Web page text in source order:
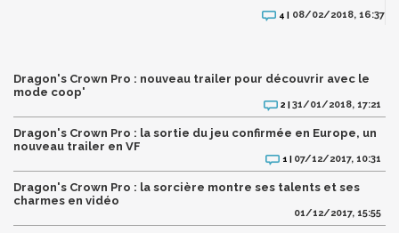
4 | 08/02/2018, 16:37
Dragon's Crown Pro : nouveau trailer pour découvrir avec le
mode coop'
2 |31/01/2018, 17:21
Dragon's Crown Pro : la sortie du jeu confirmée en Europe, un
nouveau trailer en VF
1 | 07/12/2017, 10:31
Dragon's Crown Pro : la sorcière montre ses talents et ses
charmes en vidéo
01/12/2017, 15:55